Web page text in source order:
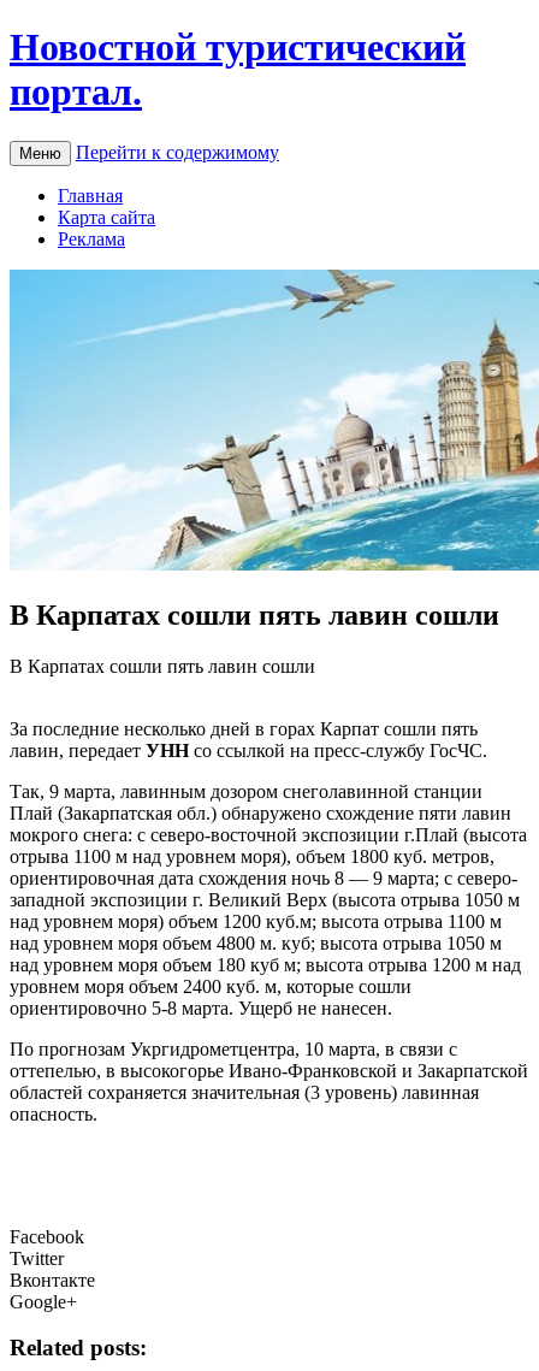
Новостной туристический
портал.
Меню Перейти к содержимому
Главная
Карта сайта
Реклама
В Карпатах сошли пять лавин сошли
В Кaрпaтax сошли пять лавин сошли
За последние несколько дней в горах Карпат сошли пять
лавин, передает УННсо ссылкой на пресс-службу ГосЧС.
Так, 9 марта, лавинным дозором снеголавинной станции
Плай (Закарпатская обл.) обнаружено схождение пяти лавин
мокрого снега: с северо-восточной экспозиции г.Плай (высота
отрыва 1100 м над уровнем моря), объем 1800 куб. метров,
ориентировочная дата схождения ночь 8 — 9 марта; с северо-
западной экспозиции г. Великий Верх (высота отрыва 1050 м
над уровнем моря) объем 1200 куб.м; высота отрыва 1100 м
над уровнем моря объем 4800 м. куб; высота отрыва 1050 м
над уровнем моря объем 180 куб м; высота отрыва 1200 м над
уровнем моря объем 2400 куб. м, которые сошли
ориентировочно 5-8 марта. Ущерб не нанесен.
По прогнозам Укргидрометцентра, 10 марта, в связи с
оттепелью, в высокогорье Ивано-Франковской и Закарпатской
областей сохраняется значительная (3 уровень) лавинная
опасность.
Facebook
Twitter
Вконтакте
Google+
Related posts: